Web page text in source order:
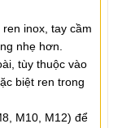
inox, tay cầm
nhẹ hơn.
tùy thuộc vào
biệt ren trong
M10, M12) để